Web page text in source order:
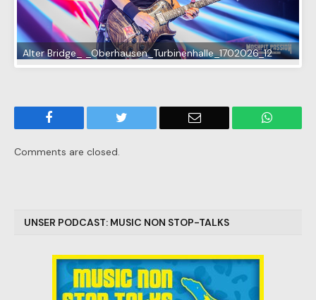
Alter Bridge_ _Oberhausen_Turbinenhalle_1702026_12
Email
Comments are closed.
UNSER PODCAST: MUSIC NON STOP-TALKS